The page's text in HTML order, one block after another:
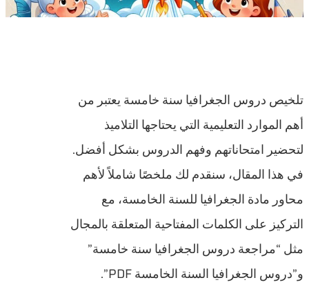
تلخيص دروس الجغرافيا سنة خامسة يعتبر من
أهم الموارد التعليمية التي يحتاجها التلاميذ
لتحضير امتحاناتهم وفهم الدروس بشكل أفضل.
في هذا المقال، سنقدم لك ملخصًا شاملاً لأهم
محاور مادة الجغرافيا للسنة الخامسة، مع
التركيز على الكلمات المفتاحية المتعلقة بالمجال
مثل “مراجعة دروس الجغرافيا سنة خامسة”
و”دروس الجغرافيا السنة الخامسة PDF”.